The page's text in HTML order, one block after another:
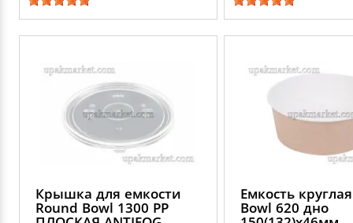
Крышка для емкости
Round Bowl 1300 PP
Емкость
Bowl 620 дно